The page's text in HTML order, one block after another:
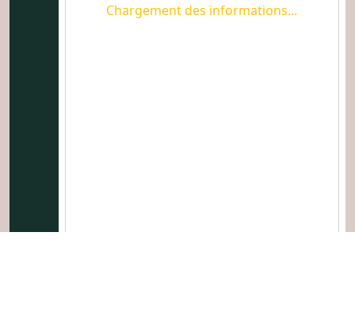
Chargement des informations...